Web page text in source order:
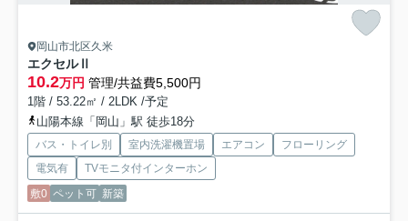
岡山市北区久米
エクセルⅡ
10.2万円 管理/共益費5,500円
1階 / 53.22㎡ / 2LDK /予定
山陽本線「岡山」駅 徒歩18分
バス・トイレ別 室内洗濯機置場 エアコン
フローリング
電気有
TVモニタ付インターホン
敷0 ペット可 新築